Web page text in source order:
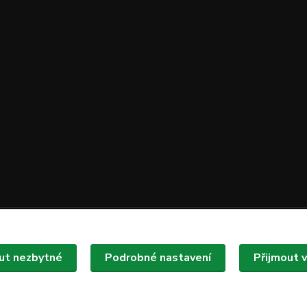
nezbytné Podrobné nastavení Přijmout